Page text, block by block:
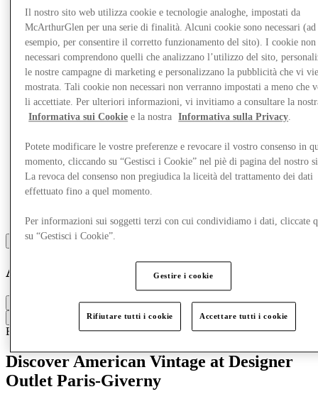
Altro
American Vintage
Contatta la boutique
Bambini Abbigliamento
Discover American Vintage at Designer
Outlet Paris-Giverny
Il nostro sito web utilizza cookie e tecnologie analoghe, impostati da
McArthurGlen per una serie di finalità. Alcuni cookie sono necessari (ad
esempio, per consentire il corretto funzionamento del sito). I cookie non
necessari comprendono quelli che analizzano l’utilizzo del sito,
le nostre campagne di marketing e personalizzano la pubblicità che vi
mostrata. Tali cookie non necessari non verranno impostati a meno che
li accettiate. Per ulteriori informazioni, vi invitiamo a consultare la
Informativa sui Cookie e la nostra Informativa sulla Privacy.
Potete modificare le vostre preferenze e revocare il vostro consenso in
momento, cliccando su “Gestisci i Cookie” nel piè di pagina del nostro
La revoca del consenso non pregiudica la liceità del trattamento dei dati
effettuato fino a quel momento.
Per informazioni sui soggetti terzi con cui condividiamo i dati, cliccate
su “Gestisci i Cookie”.
Gestire i cookie
Rifiutare tutti i cookie Accettare tutti i cookie